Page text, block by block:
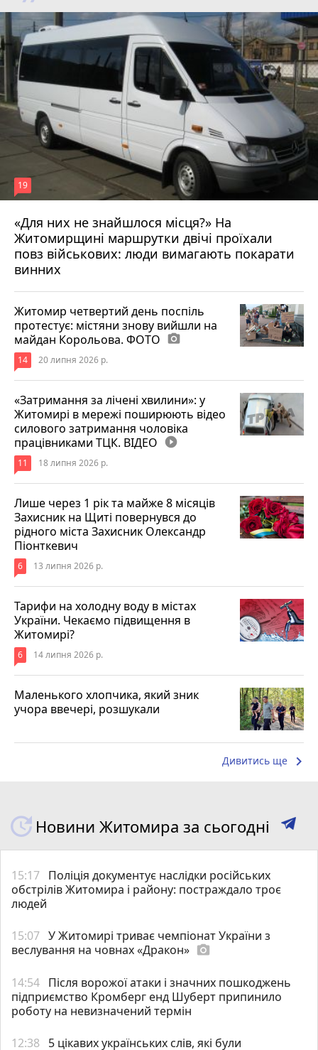
«Для них не знайшлося місця?» На
Житомирщині маршрутки двічі проїхали
повз військових: люди вимагають покарати
винних
19
17 липня 2026 р.
Житомир четвертий день поспіль
протестує: містяни знову вийшли на
майдан Корольова. ФОТО photo_camera
14 20 липня 2026 р.
«Затримання за лічені хвилини»: у
Житомирі в мережі поширюють відео
силового затримання чоловіка
працівниками ТЦК. ВІДЕО play_circle_filled
11 18 липня 2026 р.
Лише через 1 рік та майже 8 місяців
Захисник на Щиті повернувся до
рідного міста Захисник Олександр
Піонткевич
6 13 липня 2026 р.
Тарифи на холодну воду в містах
України. Чекаємо підвищення в
Житомирі?
6 14 липня 2026 р.
Маленького хлопчика, який зник
учора ввечері, розшукали
Дивитись ще keyboard_arrow_right
Новини Житомира за сьогодні
15:17 Поліція документує наслідки російських
обстрілів Житомира і району: постраждало троє
людей
15:07 У Житомирі триває чемпіонат України з
веслування на човнах «Дракон» photo_camera
14:54 Після ворожої атаки і значних пошкоджень
підприємство Кромберг енд Шуберт припинило
роботу на невизначений термін
12:38
5 цікавих українських слів, які були